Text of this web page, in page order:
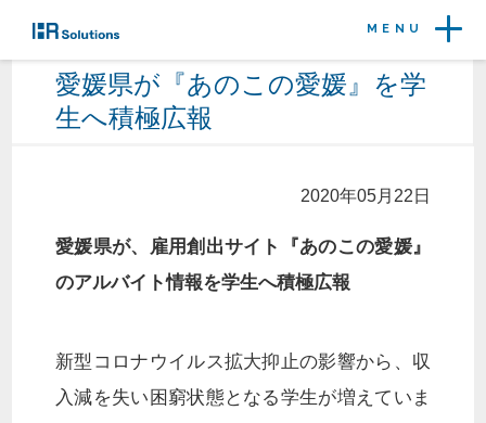
MENU
愛媛県が『あのこの愛媛』を学
生へ積極広報
2020年05月22日
愛媛県が、雇用創出サイト『あのこの愛媛』
のアルバイト情報を学生へ積極広報
新型コロナウイルス拡大抑止の影響から、収
入減を失い困窮状態となる学生が増えていま